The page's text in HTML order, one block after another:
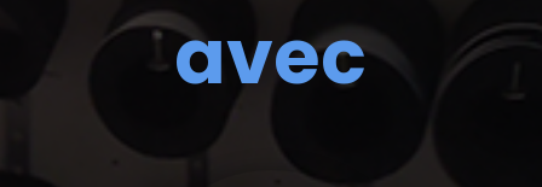
avec